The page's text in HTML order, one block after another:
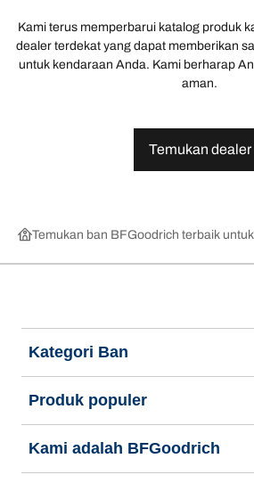
Kami terus memperbarui katalog produk
dealer terdekat yang dapat memberikan
untuk kendaraan Anda. Kami berharap
aman.
Temukan dealer
Temukan ban BFGoodrich terbaik
Kategori Ban
Produk populer
Kami adalah BFGoodrich